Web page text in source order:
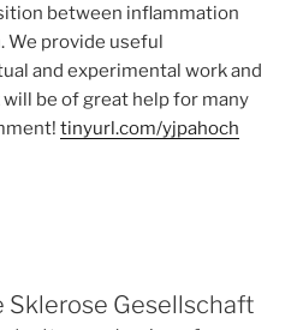
between inflammation
We provide useful
and experimental work and
be of great help for many
tinyurl.com/yjpahoch
Gesellschaft